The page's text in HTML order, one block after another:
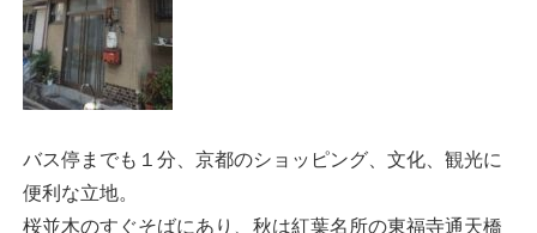
バス停までも１分、京都のショッピング、文化、観光に
便利な立地。
桜並木のすぐそばにあり、秋は紅葉名所の東福寺通天橋